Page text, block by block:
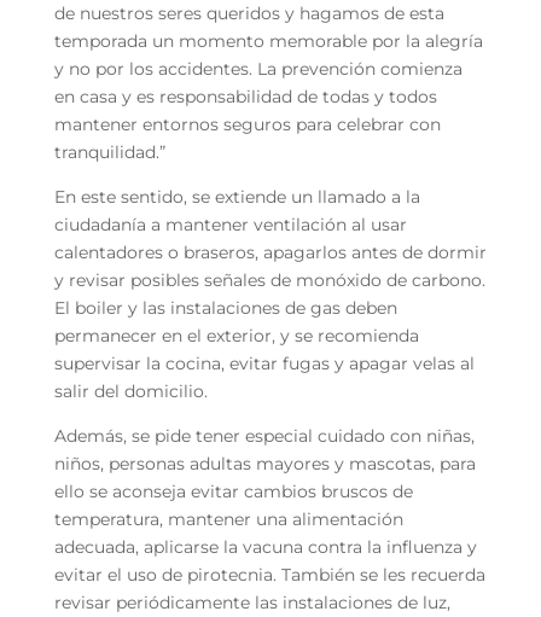
de nuestros seres queridos y hagamos de esta
temporada un momento memorable por la alegría
y no por los accidentes. La prevención comienza
en casa y es responsabilidad de todas y todos
mantener entornos seguros para celebrar con
tranquilidad.”
En este sentido, se extiende un llamado a la
ciudadanía a mantener ventilación al usar
calentadores o braseros, apagarlos antes de dormir
y revisar posibles señales de monóxido de carbono.
El boiler y las instalaciones de gas deben
permanecer en el exterior, y se recomienda
supervisar la cocina, evitar fugas y apagar velas al
salir del domicilio.
Además, se pide tener especial cuidado con niñas,
niños, personas adultas mayores y mascotas, para
ello se aconseja evitar cambios bruscos de
temperatura, mantener una alimentación
adecuada, aplicarse la vacuna contra la influenza y
evitar el uso de pirotecnia. También se les recuerda
revisar periódicamente las instalaciones de luz,